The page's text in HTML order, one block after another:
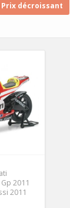
Prix décroissant
2011
2011